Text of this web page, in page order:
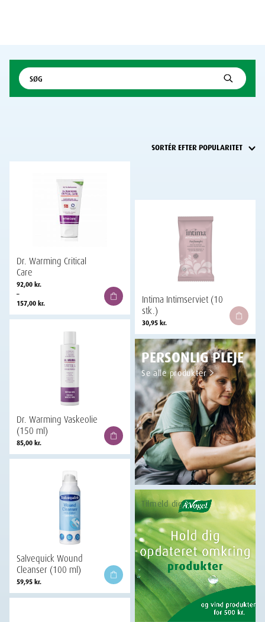
Dr. Warming Critical
Care
92,00kr.
–
157,00kr.
Prisinterval:
92,00 kr.
til
Intima Intimserviet (10
stk.)
30,95kr.
Dr. Warming Vaskeolie
(150 ml)
85,00kr.
PERSONLIG PLEJE
Se alle produkter
Salvequick Wound
Cleanser (100 ml)
59,95kr.
Tilmeld dig